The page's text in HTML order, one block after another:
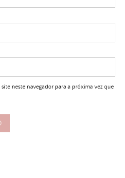
neste navegador para a próxima vez que